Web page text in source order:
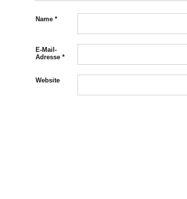
Name *
E-Mail-
Adresse *
Website